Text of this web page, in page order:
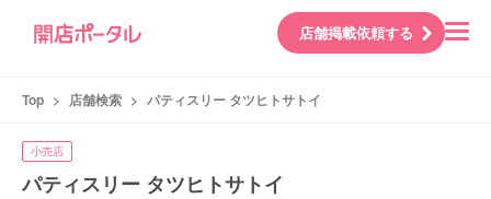
店舗掲載依頼する
Top > 店舗検索 > パティスリー タツヒトサトイ
小売店
パティスリー タツヒトサトイ